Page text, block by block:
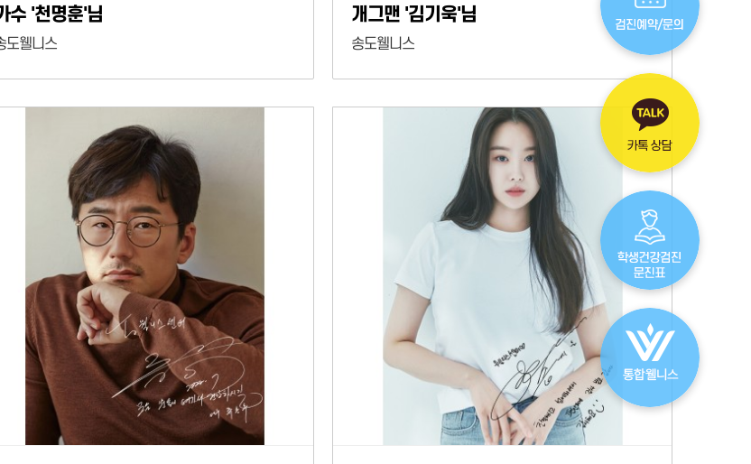
수 '천명훈'님
도웰니스
개그맨 '김기욱'님
송도웰니스